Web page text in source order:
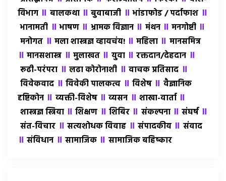
विभाग ॥ बालकथा ॥बुवाबाजी ॥भांडाफोड / पर्दाफाश ॥
भानामती ॥भाषण ॥ भ्रामक विज्ञान ॥ मंथन ॥मनगोष्टी ॥
मनोगत ॥ मला शास्त्रज्ञ व्हायचंय! ॥महिला ॥ मानसमित्र
॥मानसशास्त्र ॥ मुलाखत ॥ युवा ॥रक्तदान/देहदान ॥
रूढी-परंपरा ॥ लढा कोरोनाशी ॥ वाचक प्रतिसाद ॥
विवेकवाद ॥ विवेकी पालकत्व ॥ विशेष ॥ वैज्ञानिक
दृष्टिकोन ॥ व्यक्ती-विशेष ॥व्यसन ॥ शाखा-वार्ता ॥
शास्त्रज्ञ स्त्रिया ॥शिक्षण ॥ शिबिर ॥ संकल्पना ॥संघर्ष ॥
संत-विचार ॥ सत्यशोधक विवाह ॥ संपादकीय ॥ संवाद
॥संविधान ॥ सामाजिक ॥ सामाजिक बहिष्कार